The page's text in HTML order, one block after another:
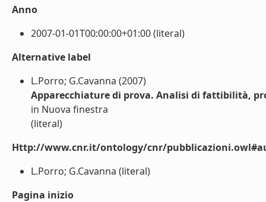
Anno
2007-01-01T00:00:00+01:00 (literal)
Alternative label
L.Porro; G.Cavanna (2007)
Apparecchiature di prova. Analisi di fattibilità,
in Nuova finestra
(literal)
Http://www.cnr.it/ontology/cnr/
L.Porro; G.Cavanna (literal)
Pagina inizio